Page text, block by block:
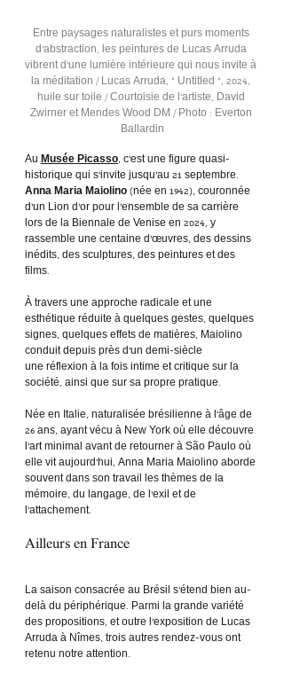
Entre paysages naturalistes et purs moments
d’abstraction, les peintures de Lucas Arruda
vibrent d’une lumière intérieure qui nous invite à
la méditation / Lucas Arruda, « Untitled », 2024,
huile sur toile / Courtoisie de l’artiste, David
Zwirner et Mendes Wood DM / Photo : Everton
Ballardin
Au Musée Picasso, c’est une figure quasi-
historique qui s’invite jusqu’au 21 septembre.
Anna Maria Maiolino (née en 1942), couronnée
d’un Lion d’or pour l’ensemble de sa carrière
lors de la Biennale de Venise en 2024, y
rassemble une centaine d’œuvres, des dessins
inédits, des sculptures, des peintures et des
films.
À travers une approche radicale et une
esthétique réduite à quelques gestes, quelques
signes, quelques effets de matières, Maiolino
conduit depuis près d’un demi-siècle
une réflexion à la fois intime et critique sur la
société, ainsi que sur sa propre pratique.
Née en Italie, naturalisée brésilienne à l’âge de
26 ans, ayant vécu à New York où elle découvre
l’art minimal avant de retourner à São Paulo où
elle vit aujourd’hui, Anna Maria Maiolino aborde
souvent dans son travail les thèmes de la
mémoire, du langage, de l’exil et de
l’attachement.
Ailleurs en France
La saison consacrée au Brésil s’étend bien au-
delà du périphérique. Parmi la grande variété
des propositions, et outre l’exposition de Lucas
Arruda à Nîmes, trois autres rendez-vous ont
retenu notre attention.